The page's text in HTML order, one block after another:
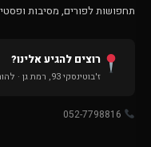
תחפושות לפורים, מסיבות
רוצים להגיע אלינו?
ז'בוטינסקי 93, רמת גן · להוראות הגעה ←